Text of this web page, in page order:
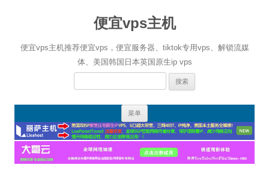
便宜vps主机
便宜vps主机推荐便宜vps，便宜服务器、tiktok专用vps、解锁流媒
体、美国韩国日本英国原生ip vps
搜
菜单
正
文